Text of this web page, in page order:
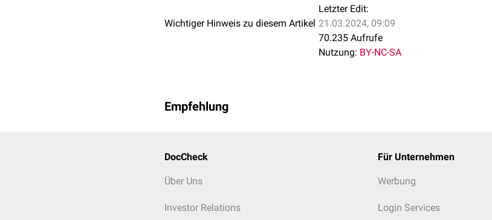
Wichtiger Hinweis zu diesem Artikel
Letzter Edit:
21.03.2024, 09:09
70.235 Aufrufe
Nutzung: BY-NC-SA
Empfehlung
DocCheck
Über Uns
Investor Relations
Für Unternehmen
Werbung
Login Services